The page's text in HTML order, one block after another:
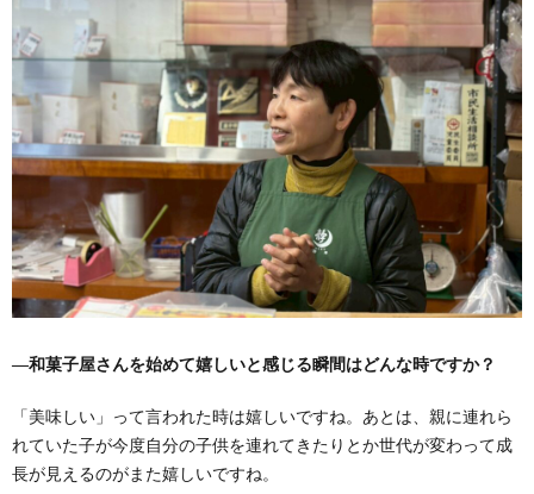
―和菓子屋さんを始めて嬉しいと感じる瞬間はどんな時ですか？
「美味しい」って言われた時は嬉しいですね。あとは、親に連れら
れていた子が今度自分の子供を連れてきたりとか世代が変わって成
長が見えるのがまた嬉しいですね。